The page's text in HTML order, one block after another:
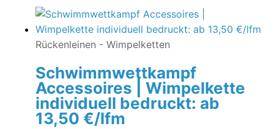
Rückenleinen - Wimpelketten
Schwimmwettkampf
Accessoires | Wimpelkette
individuell bedruckt: ab
13,50 €/lfm